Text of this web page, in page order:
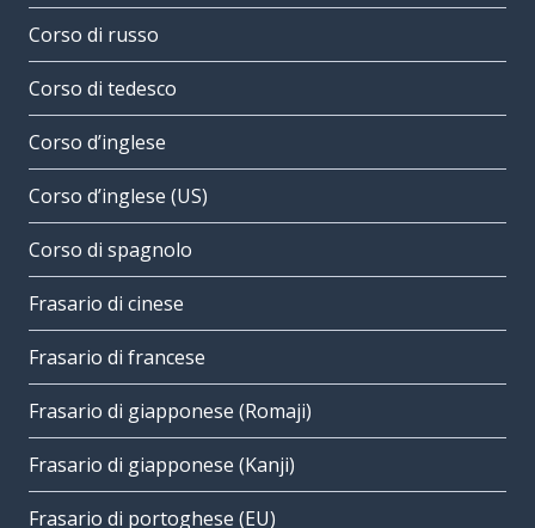
Corso di russo
Corso di tedesco
Corso d’inglese
Corso d’inglese (US)
Corso di spagnolo
Frasario di cinese
Frasario di francese
Frasario di giapponese (Romaji)
Frasario di giapponese (Kanji)
Frasario di portoghese (EU)